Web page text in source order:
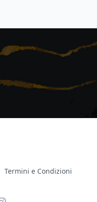
Termini e Condizioni